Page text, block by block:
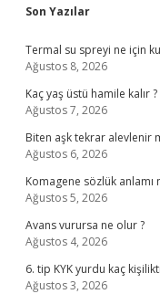
Sidebar
Son Yazılar
Termal su spreyi ne için
Ağustos 8, 2026
Kaç yaş üstü hamile kalır ?
Ağustos 7, 2026
Biten aşk tekrar alevlenir
Ağustos 6, 2026
Komagene sözlük anlamı
Ağustos 5, 2026
Avans vurursa ne olur ?
Ağustos 4, 2026
6. tip KYK yurdu kaç
Ağustos 3, 2026